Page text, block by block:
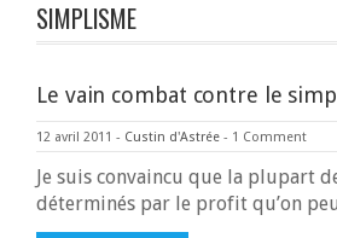
SIMPLISME
Le vain combat contre le
12 avril 2011 - Custin d'Astrée - 1 Comment
Je suis convaincu que la plupart
déterminés par le profit qu’on